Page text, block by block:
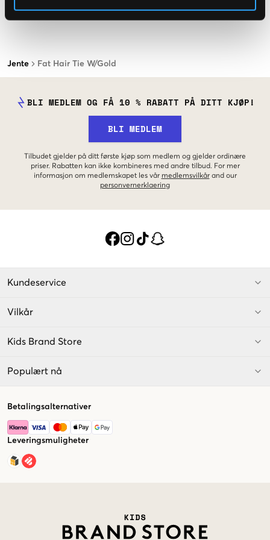
Jente Fat Hair Tie W/Gold
BLI MEDLEM OG FÅ 10 % RABATT PÅ DITT KJØP!
BLI MEDLEM
Tilbudet gjelder på ditt første kjøp som medlem og gjelder ordinære
priser. Rabatten kan ikke kombineres med andre tilbud. For mer
informasjon om medlemskapet les vår medlemsvilkår and our
personvernerklaering
Kundeservice
Vilkår
Kids Brand Store
Populært nå
Betalingsalternativer
Leveringsmuligheter